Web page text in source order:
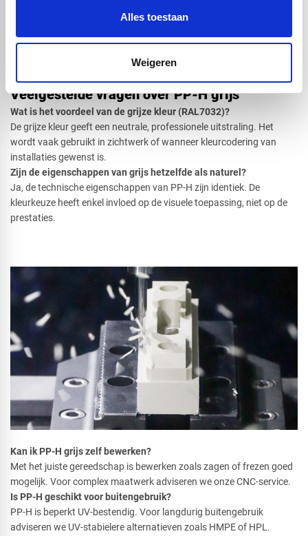
Alles toestaan
Weigeren
Wij denken mee vanaf de techniek tot de bewerking. PP-H grijs
bestellen? Vraag vandaag nog uw offerte aan!
Veelgestelde vragen over PP-H grijs
Wat is het voordeel van de grijze kleur (RAL7032)?
De grijze kleur geeft een neutrale, professionele uitstraling. Het
wordt vaak gebruikt in zichtwerk of wanneer kleurcodering van
installaties gewenst is.
Zijn de eigenschappen van grijs hetzelfde als naturel?
Ja, de technische eigenschappen van PP-H zijn identiek. De
kleurkeuze heeft enkel invloed op de visuele toepassing, niet op de
prestaties.
Kan ik PP-H grijs zelf bewerken?
Met het juiste gereedschap is bewerken zoals zagen of frezen goed
mogelijk. Voor complex maatwerk adviseren we onze CNC-service.
Is PP-H geschikt voor buitengebruik?
PP-H is beperkt UV-bestendig. Voor langdurig buitengebruik
adviseren we UV-stabielere alternatieven zoals HMPE of HPL.